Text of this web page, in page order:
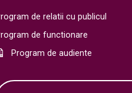
de relatii cu publicul
de functionare
Program de audiente